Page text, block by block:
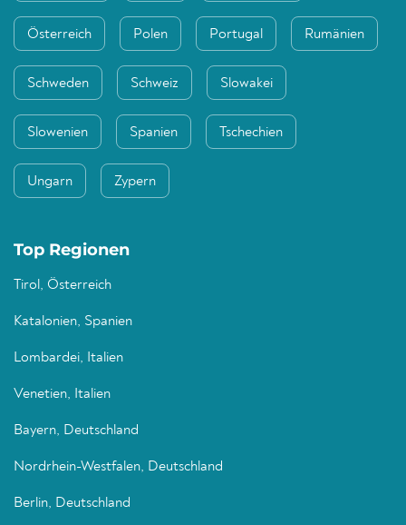
Österreich Polen Portugal Rumänien
Schweden Schweiz Slowakei
Slowenien Spanien Tschechien
Ungarn Zypern
Top Regionen
Tirol, Österreich
Katalonien, Spanien
Lombardei, Italien
Venetien, Italien
Bayern, Deutschland
Nordrhein-Westfalen, Deutschland
Berlin, Deutschland